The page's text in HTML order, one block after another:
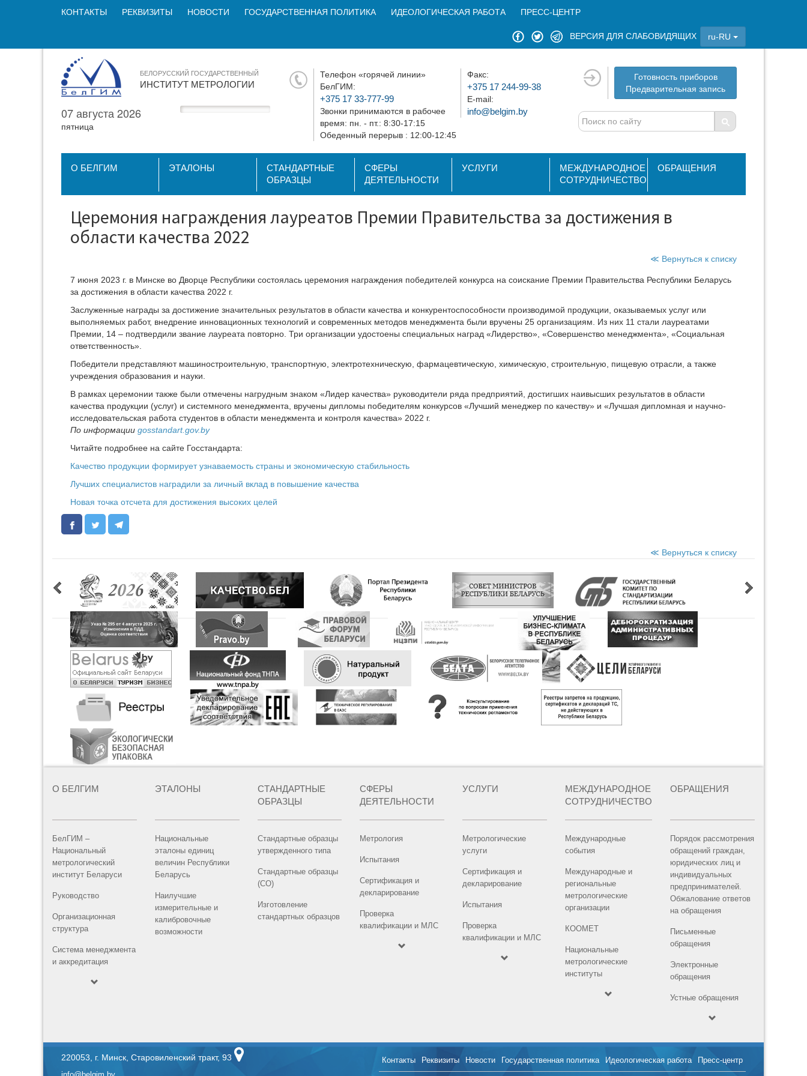
КОНТАКТЫ РЕКВИЗИТЫ НОВОСТИ ГОСУДАРСТВЕННАЯ ПОЛИТИКА ИДЕОЛОГИЧЕСКАЯ РАБОТА ПРЕСС-ЦЕНТР
ВЕРСИЯ ДЛЯ СЛАБОВИДЯЩИХ ru-RU
БЕЛОРУССКИЙ ГОСУДАРСТВЕННЫЙ
ИНСТИТУТ МЕТРОЛОГИИ
07 августа 2026
пятница
Телефон «горячей линии»
БелГИМ:
+375 17 33-777-99
Звонки принимаются в рабочее
время: пн. - пт.: 8:30-17:15
Обеденный перерыв : 12:00-12:45
Факс:
+375 17 244-99-38
E-mail:
info@belgim.by
Готовность приборов
Предварительная запись
О БЕЛГИМ ЭТАЛОНЫ
СТАНДАРТНЫЕ
ОБРАЗЦЫ
СФЕРЫ
ДЕЯТЕЛЬНОСТИ
УСЛУГИ
МЕЖДУНАРОДНОЕ
СОТРУДНИЧЕСТВО
ОБРАЩЕНИЯ
Церемония награждения лауреатов Премии Правительства за достижения в
области качества 2022
≪ Вернуться к списку
7 июня 2023 г. в Минске во Дворце Республики состоялась церемония награждения победителей конкурса на соискание Премии Правительства Республики Беларусь
за достижения в области качества 2022 г.
Заслуженные награды за достижение значительных результатов в области качества и конкурентоспособности производимой продукции, оказываемых услуг или
выполняемых работ, внедрение инновационных технологий и современных методов менеджмента были вручены 25 организациям. Из них 11 стали лауреатами
Премии, 14 – подтвердили звание лауреата повторно. Три организации удостоены специальных наград «Лидерство», «Совершенство менеджмента», «Социальная
ответственность».
Победители представляют машиностроительную, транспортную, электротехническую, фармацевтическую, химическую, строительную, пищевую отрасли, а также
учреждения образования и науки.
В рамках церемонии также были отмечены нагрудным знаком «Лидер качества» руководители ряда предприятий, достигших наивысших результатов в области
качества продукции (услуг) и системного менеджмента, вручены дипломы победителям конкурсов «Лучший менеджер по качеству» и «Лучшая дипломная и научно-
исследовательская работа студентов в области менеджмента и контроля качества» 2022 г.
По информации gosstandart.gov.by
Читайте подробнее на сайте Госстандарта:
Качество продукции формирует узнаваемость страны и экономическую стабильность
Лучших специалистов наградили за личный вклад в повышение качества
Новая точка отсчета для достижения высоких целей
≪ Вернуться к списку
О БЕЛГИМ
БелГИМ –
Национальный
метрологический
институт Беларуси
Руководство
Организационная
структура
Система менеджмента
и аккредитация
ЭТАЛОНЫ
Национальные
эталоны единиц
величин Республики
Беларусь
Наилучшие
измерительные и
калибровочные
возможности
СТАНДАРТНЫЕ
ОБРАЗЦЫ
Стандартные образцы
утвержденного типа
Стандартные образцы
(СО)
Изготовление
стандартных образцов
СФЕРЫ
ДЕЯТЕЛЬНОСТИ
Метрология
Испытания
Сертификация и
декларирование
Проверка
квалификации и МЛС
УСЛУГИ
Метрологические
услуги
Сертификация и
декларирование
Испытания
Проверка
квалификации и МЛС
МЕЖДУНАРОДНОЕ
СОТРУДНИЧЕСТВО
Международные
события
Международные и
региональные
метрологические
организации
КООМЕТ
Национальные
метрологические
институты
ОБРАЩЕНИЯ
Порядок рассмотрения
обращений граждан,
юридических лиц и
индивидуальных
предпринимателей.
Обжалование ответов
на обращения
Письменные
обращения
Электронные
обращения
Устные обращения
220053, г. Минск, Старовиленский тракт, 93 Контакты Реквизиты Новости Государственная политика Идеологическая работа Пресс-центр